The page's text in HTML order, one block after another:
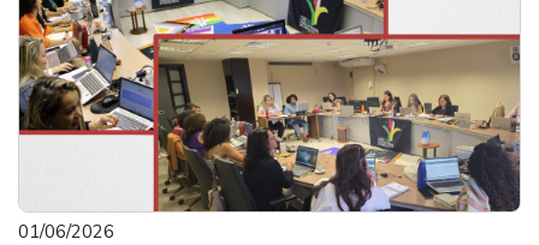
01/06/2026